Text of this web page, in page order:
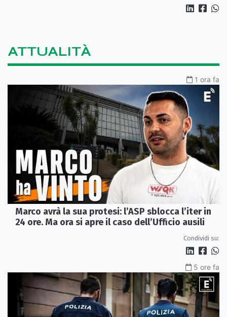
ATTUALITÀ
1 ora fa
Marco avrà la sua protesi: l’ASP sblocca l’iter in
24 ore. Ma ora si apre il caso dell’Ufficio ausili
Condividi su:
5 ore fa